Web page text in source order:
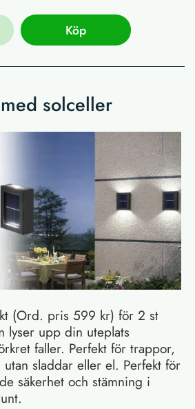
Köp
solceller
(Ord. pris 599 kr) för 2 st
lyser upp din uteplats
faller. Perfekt för trappor,
utan sladdar eller el. Perfekt för
säkerhet och stämning i